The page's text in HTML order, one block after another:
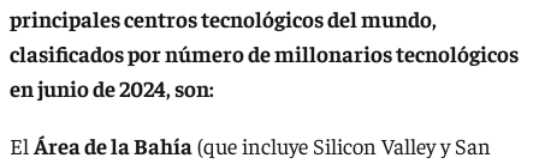
principales centros tecnológicos del mundo,
clasificados por número de millonarios tecnológicos
en junio de 2024, son:
El Área de la Bahía(que incluye Silicon Valley y San